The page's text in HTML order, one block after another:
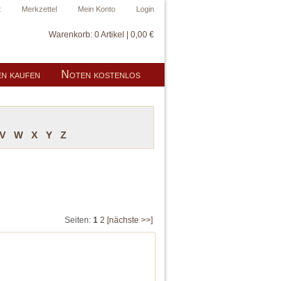
Login
Mein Konto
Merkzettel
Warenkorb: 0 Artikel | 0,00 €
kaufen Noten kostenlos
V W X Y Z
Seiten: 1 2 [nächste >>]